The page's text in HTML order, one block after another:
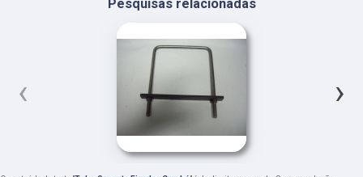
Pesquisas relacionadas
‹ ›